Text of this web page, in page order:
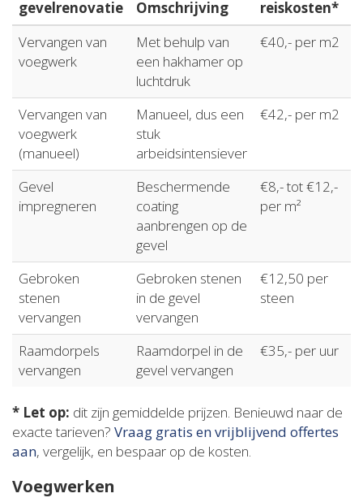
gevelrenovatie Omschrijving
reiskosten*
Vervangen van
voegwerk
Met behulp van
een hakhamer op
luchtdruk
€40,- per m2
Vervangen van
voegwerk
(manueel)
Manueel, dus een
stuk
arbeidsintensiever
€42,- per m2
Gevel
impregneren
Beschermende
coating
aanbrengen op de
gevel
€8,- tot €12,-
per m²
Gebroken
stenen
vervangen
Gebroken stenen
in de gevel
vervangen
€12,50 per
steen
Raamdorpels
vervangen
Raamdorpel in de
gevel vervangen
€35,- per uur
* Let op: dit zijn gemiddelde prijzen. Benieuwd naar de
exacte tarieven? Vraag gratis en vrijblijvend offertes
aan, vergelijk, en bespaar op de kosten.
Voegwerken